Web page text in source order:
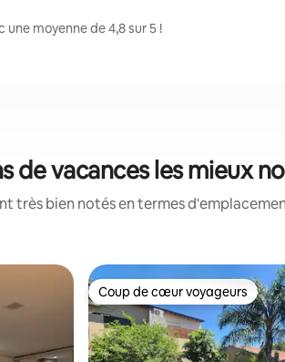
moyenne de 4,8 sur 5 !
de vacances les mieux
très bien notés en termes
Coup de cœur voyageurs
Coup de cœur voyageurs